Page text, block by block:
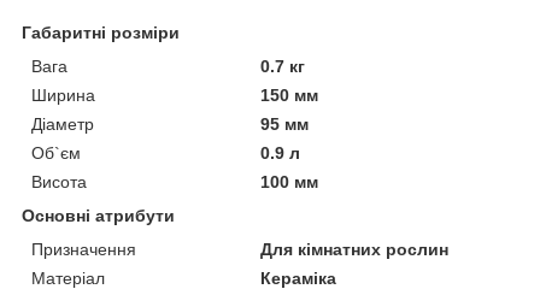
Габаритні розміри
Вага
0.7 кг
Ширина
150 мм
Діаметр
95 мм
Об`єм
0.9 л
Висота
100 мм
Основні атрибути
Призначення
Для кімнатних рослин
Матеріал
Кераміка